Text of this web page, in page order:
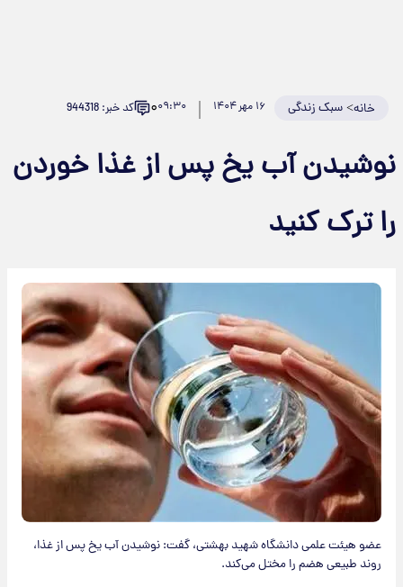
خانه>سبک زندگی ۱۶ مهر ۱۴۰۴ ۰۹:۳۰۰ کد خبر: 944318
نوشیدن آب یخ پس از غذا خوردن
را ترک کنید
عضو هیئت علمی دانشگاه شهید بهشتی، گفت: نوشیدن آب یخ پس از غذا،
روند طبیعی هضم را مختل می‌کند.